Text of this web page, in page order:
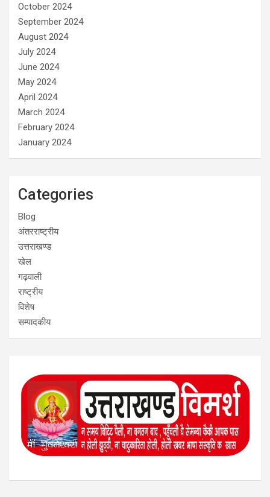
October 2024
September 2024
August 2024
July 2024
June 2024
May 2024
April 2024
March 2024
February 2024
January 2024
Categories
Blog
अंतरराष्ट्रीय
उत्तराखण्ड
खेल
गढ़वाली
राष्ट्रीय
विशेष
सम्पादकीय